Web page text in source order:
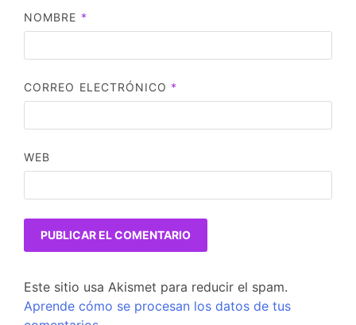
NOMBRE *
CORREO ELECTRÓNICO *
WEB
Este sitio usa Akismet para reducir el spam.
Aprende cómo se procesan los datos de tus